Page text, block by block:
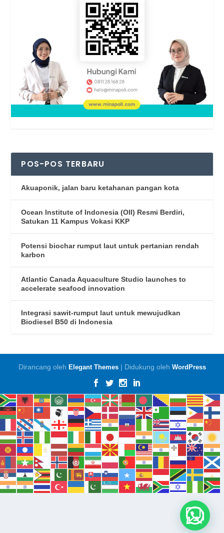
POS-POS TERBARU
Akuaponik, jalan baru ketahanan pangan kota
Ocean Institute of Indonesia (OII) Resmi Berdiri,
Satukan 11 Kampus Vokasi KKP
Potensi biochar rumput laut untuk pertanian rendah
karbon
Atlantic Canada Aquaculture Studio launches to
accelerate seafood innovation
Integrasi sawit-rumput laut untuk mewujudkan
Biodiesel B50 di Indonesia
Dirancang oleh Elegant Themes| Didukung oleh WordPress